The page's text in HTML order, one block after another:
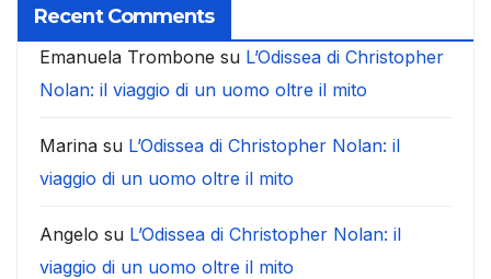
Recent Comments
Emanuela Trombone su L’Odissea di Christopher
Nolan: il viaggio di un uomo oltre il mito
Marina su L’Odissea di Christopher Nolan: il
viaggio di un uomo oltre il mito
Angelo su L’Odissea di Christopher Nolan: il
viaggio di un uomo oltre il mito